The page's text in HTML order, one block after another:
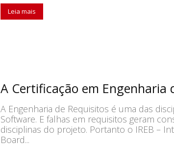
Leia mais
A Certificação em Engenharia
A Engenharia de Requisitos é uma das
Software. E falhas em requisitos geram
disciplinas do projeto. Portanto o IREB –
Board...